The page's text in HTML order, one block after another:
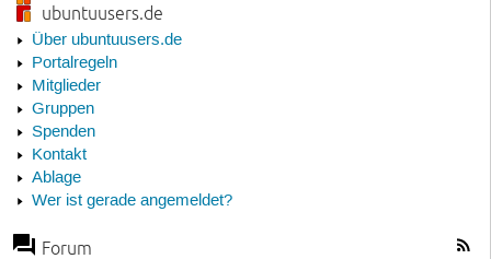
ubuntuusers.de
Über ubuntuusers.de
Portalregeln
Mitglieder
Gruppen
Spenden
Kontakt
Ablage
Wer ist gerade angemeldet?
Forum